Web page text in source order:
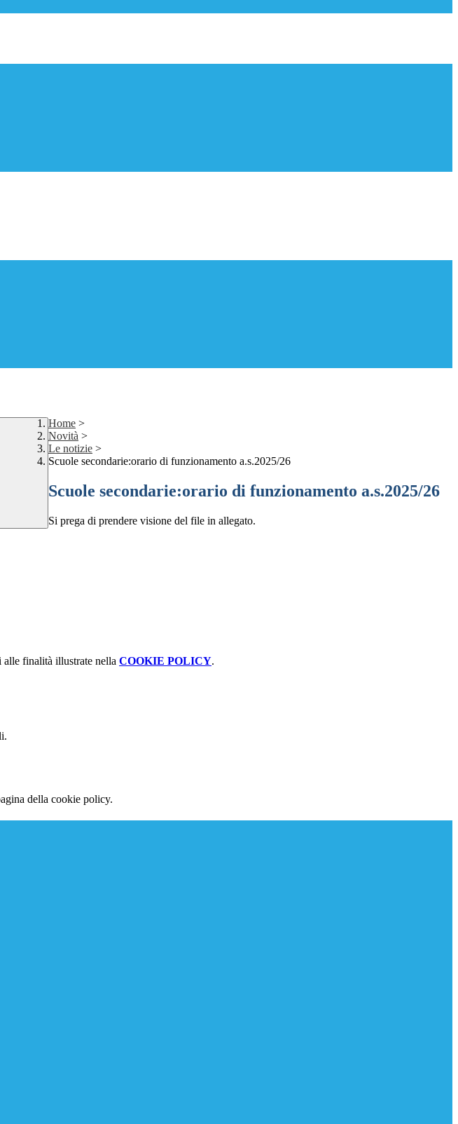
Home >
Novità >
Le notizie >
Scuole secondarie:orario di funzionamento a.s.2025/26
Scuole secondarie:orario di funzionamento a.s.2025/26
Si prega di prendere visione del file in allegato.
finalità illustrate nella COOKIE POLICY.
della cookie policy.